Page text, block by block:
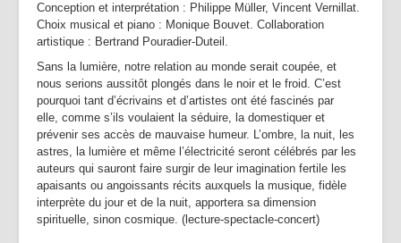
Conception et interprétation : Philippe Müller, Vincent Vernillat.
Choix musical et piano : Monique Bouvet. Collaboration
artistique : Bertrand Pouradier-Duteil.
Sans la lumière, notre relation au monde serait coupée, et
nous serions aussitôt plongés dans le noir et le froid. C’est
pourquoi tant d’écrivains et d’artistes ont été fascinés par
elle, comme s’ils voulaient la séduire, la domestiquer et
prévenir ses accès de mauvaise humeur. L’ombre, la nuit, les
astres, la lumière et même l’électricité seront célébrés par les
auteurs qui sauront faire surgir de leur imagination fertile les
apaisants ou angoissants récits auxquels la musique, fidèle
interprète du jour et de la nuit, apportera sa dimension
spirituelle, sinon cosmique. (lecture-spectacle-concert)